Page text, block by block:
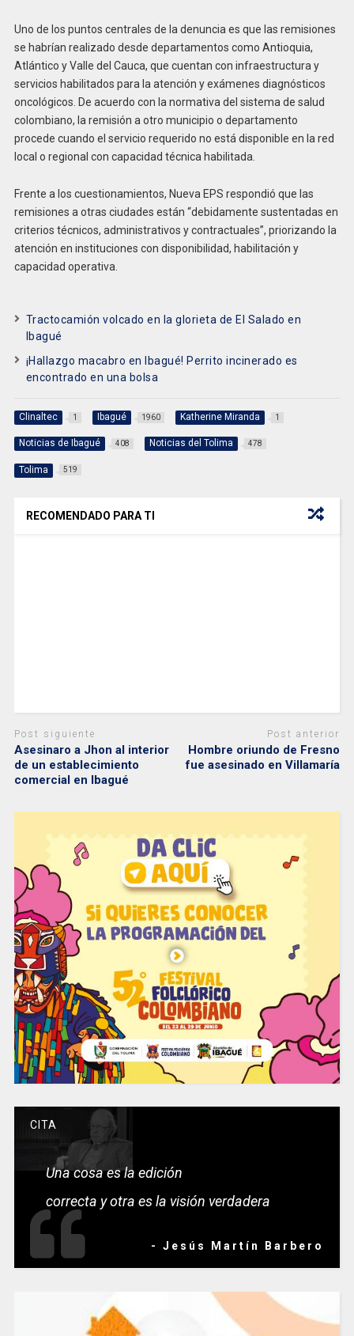
Uno de los puntos centrales de la denuncia es que las remisiones
se habrían realizado desde departamentos como Antioquia,
Atlántico y Valle del Cauca, que cuentan con infraestructura y
servicios habilitados para la atención y exámenes diagnósticos
oncológicos. De acuerdo con la normativa del sistema de salud
colombiano, la remisión a otro municipio o departamento
procede cuando el servicio requerido no está disponible en la red
local o regional con capacidad técnica habilitada.
Frente a los cuestionamientos, Nueva EPS respondió que las
remisiones a otras ciudades están “debidamente sustentadas en
criterios técnicos, administrativos y contractuales”, priorizando la
atención en instituciones con disponibilidad, habilitación y
capacidad operativa.
Tractocamión volcado en la glorieta de El Salado en
Ibagué
¡Hallazgo macabro en Ibagué! Perrito incinerado es
encontrado en una bolsa
Clinaltec 1 Ibagué 1960 Katherine Miranda 1
Noticias de Ibagué 408 Noticias del Tolima 478
Tolima 519
RECOMENDADO PARA TI
Post siguiente
Asesinaro a Jhon al interior
de un establecimiento
comercial en Ibagué
Post anterior
Hombre oriundo de Fresno
fue asesinado en Villamaría
CITA
Una cosa es la edición
correcta y otra es la visión verdadera
- Jesús Martín Barbero